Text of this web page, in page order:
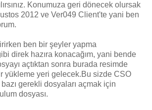
Konumuza geri dönecek olursak
2012 ve Ver049 Client'te yani ben
ben bir şeyler yapma
direk hazıra konacağım, yani bende
açtıktan sonra burada resimde
yükleme yeri gelecek.Bu sizde CSO
bazı gerekli dosyaları açmak için
dosyası.